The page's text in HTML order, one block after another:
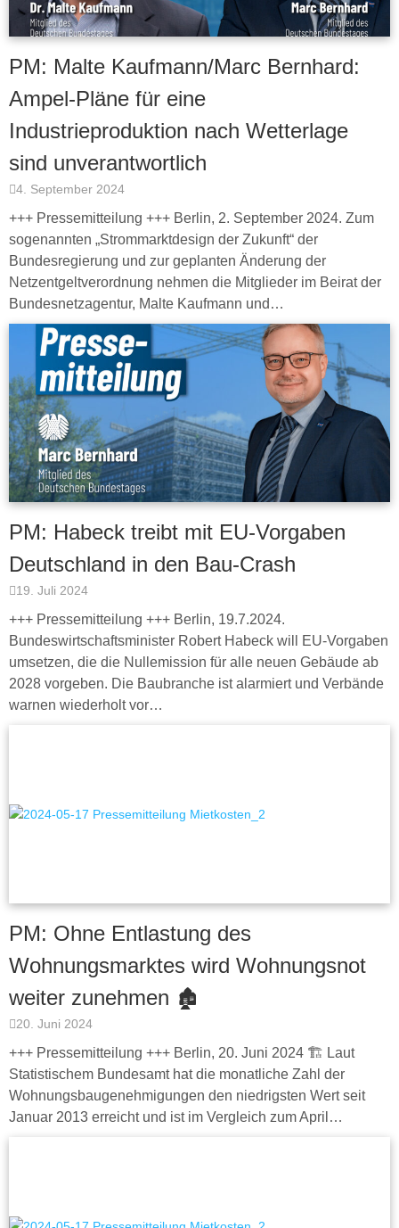
PM: Malte Kaufmann/Marc Bernhard:
Ampel-Pläne für eine
Industrieproduktion nach Wetterlage
sind unverantwortlich
4. September 2024
+++ Pressemitteilung +++ Berlin, 2. September 2024. Zum
sogenannten „Strommarktdesign der Zukunft“ der
Bundesregierung und zur geplanten Änderung der
Netzentgeltverordnung nehmen die Mitglieder im Beirat der
Bundesnetzagentur, Malte Kaufmann und…
PM: Habeck treibt mit EU-Vorgaben
Deutschland in den Bau-Crash
19. Juli 2024
+++ Pressemitteilung +++ Berlin, 19.7.2024.
Bundeswirtschaftsminister Robert Habeck will EU-Vorgaben
umsetzen, die die Nullemission für alle neuen Gebäude ab
2028 vorgeben. Die Baubranche ist alarmiert und Verbände
warnen wiederholt vor…
PM: Ohne Entlastung des
Wohnungsmarktes wird Wohnungsnot
weiter zunehmen 🏚
20. Juni 2024
+++ Pressemitteilung +++ Berlin, 20. Juni 2024 🏗 Laut
Statistischem Bundesamt hat die monatliche Zahl der
Wohnungsbaugenehmigungen den niedrigsten Wert seit
Januar 2013 erreicht und ist im Vergleich zum April…